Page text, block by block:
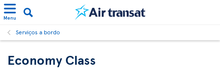
Menu
Serviços a bordo
Economy Class